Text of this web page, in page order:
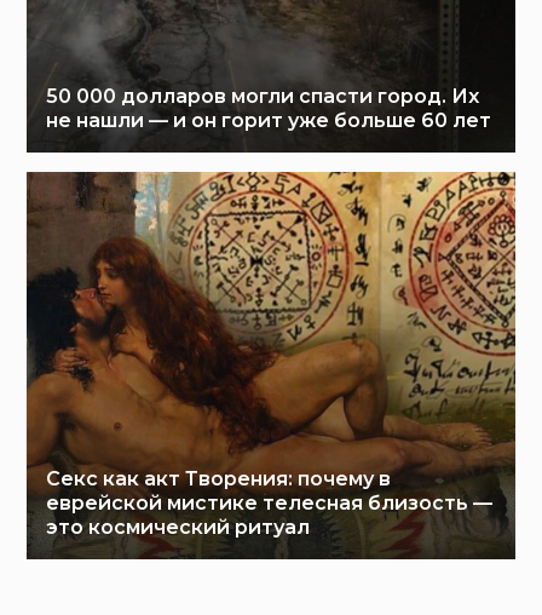
50 000 долларов могли спасти город. Их
не нашли — и он горит уже больше 60 лет
Секс как акт Творения: почему в
еврейской мистике телесная близость —
это космический ритуал